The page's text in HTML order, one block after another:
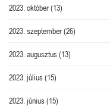
2023. október(13)
2023. szeptember(26)
2023. augusztus(13)
2023. július(15)
2023. június(15)